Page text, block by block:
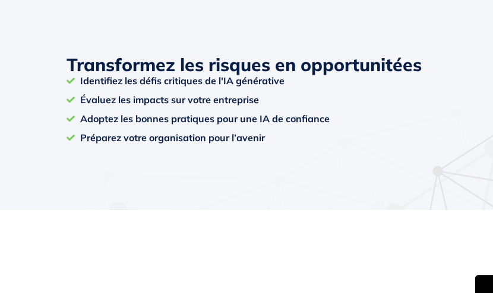
Transformez les risques en opportunitées
Identifiez les défis critiques de l'IA générative
Évaluez les impacts sur votre entreprise
Adoptez les bonnes pratiques pour une IA de confiance
Préparez votre organisation pour l’avenir